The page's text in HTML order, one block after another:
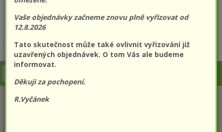
CZK EUR Přihlášení Registrace
Vaše objednávky začneme znovu plně vyřizovat od
12.8.2026
Tato skutečnost může také ovlivnit vyřizování již
uzavřených objednávek. O tom Vás ale budeme
informovat.
Děkuji za pochopení.
R.Vyčánek